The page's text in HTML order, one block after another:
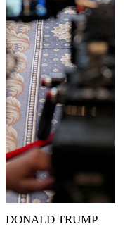
DONALD TRUMP